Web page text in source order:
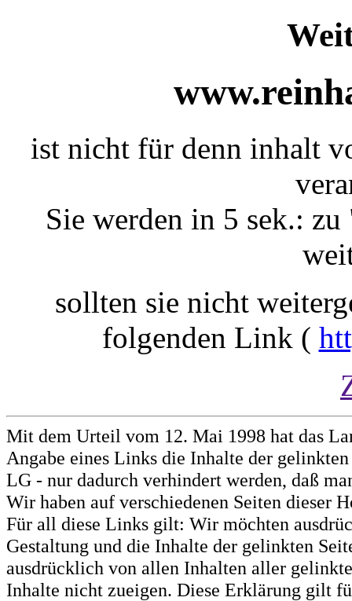
ist nicht für denn inhalt
Sie werden in 5 sek.: zu
sollten sie nicht
folgenden Link (
Mit dem Urteil vom 12. Mai 1998 hat das
Angabe eines Links die Inhalte der
LG - nur dadurch verhindert werden, daß
Wir haben auf verschiedenen Seiten dieser
Für all diese Links gilt: Wir möchten
Gestaltung und die Inhalte der gelinkten
ausdrücklich von allen Inhalten aller
Inhalte nicht zueigen. Diese Erklärung gilt